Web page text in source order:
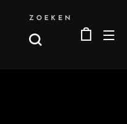
ZOEKEN